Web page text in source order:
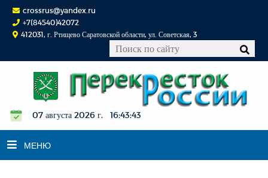
crossrus@yandex.ru
+7(84540)42072
412031, г. Ртищево Саратовской области, ул. Советская, 3
07 августа 2026 г. 16:43:43
МЕНЮ